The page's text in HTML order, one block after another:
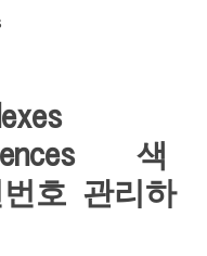
색
호 관리하